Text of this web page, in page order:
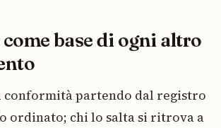
base di ogni altro
conformità partendo dal registro
ordinato; chi lo salta si ritrova a